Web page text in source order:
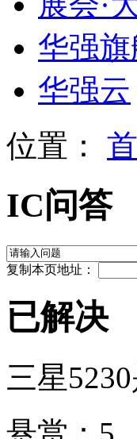
华强
华强云
位置：
IC问答
复制本页地址：
已解决
三星